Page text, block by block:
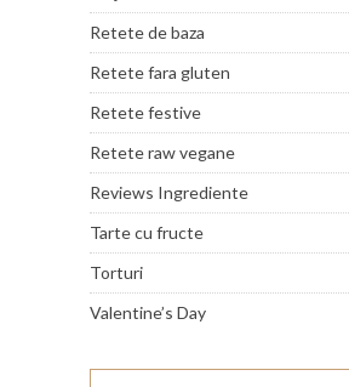
Retete de baza
Retete fara gluten
Retete festive
Retete raw vegane
Reviews Ingrediente
Tarte cu fructe
Torturi
Valentine’s Day